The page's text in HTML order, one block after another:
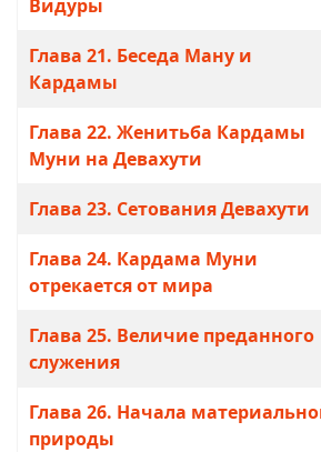
Видуры
Глава 21. Беседа Ману и
Кардамы
Глава 22. Женитьба Кардамы
Муни на Девахути
Глава 23. Сетования Девахути
Глава 24. Кардама Муни
отрекается от мира
Глава 25. Величие преданного
служения
Глава 26. Начала
природы